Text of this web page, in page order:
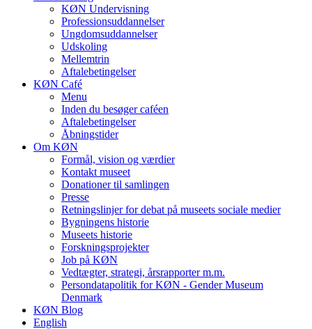
KØN Undervisning
Professionsuddannelser
Ungdomsuddannelser
Udskoling
Mellemtrin
Aftalebetingelser
KØN Café
Menu
Inden du besøger caféen
Aftalebetingelser
Åbningstider
Om KØN
Formål, vision og værdier
Kontakt museet
Donationer til samlingen
Presse
Retningslinjer for debat på museets sociale medier
Bygningens historie
Museets historie
Forskningsprojekter
Job på KØN
Vedtægter, strategi, årsrapporter m.m.
Persondatapolitik for KØN - Gender Museum
Denmark
KØN Blog
English